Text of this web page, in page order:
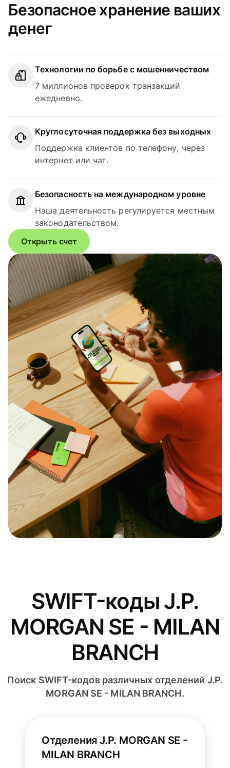
Безопасное хранение ваших
денег
Технологии по борьбе с мошенничеством
7 миллионов проверок транзакций
ежедневно.
Круглосуточная поддержка без выходных
Поддержка клиентов по телефону, через
интернет или чат.
Безопасность на международном уровне
Наша деятельность регулируется местным
законодательством.
Открыть счет
SWIFT-коды J.P.
MORGAN SE - MILAN
BRANCH
Поиск SWIFT-кодов различных отделений J.P.
MORGAN SE - MILAN BRANCH.
Отделения J.P. MORGAN SE -
MILAN BRANCH